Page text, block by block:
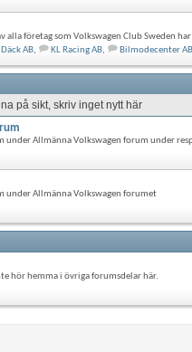
alla företag som Volkswagen Club Sweden
AB, KL Racing AB, Bilmodecenter AB
på sikt, skriv inget nytt här
under Allmänna Volkswagen forum under
under Allmänna Volkswagen forumet
hör hemma i övriga forumsdelar här.